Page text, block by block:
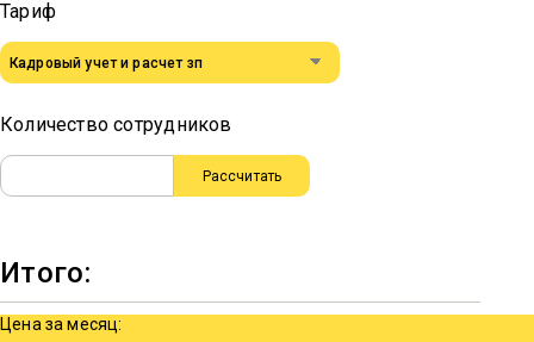
Тариф
Количество сотрудников
Рассчитать
Итого:
Цена за месяц: